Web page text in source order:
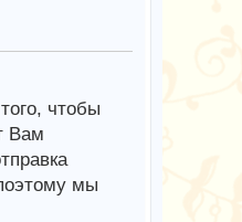
чтобы
Вам
мы